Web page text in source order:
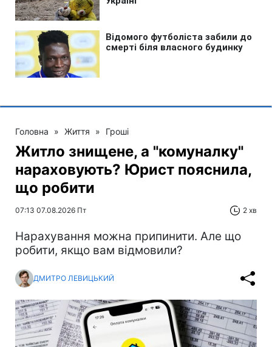
Головна » Життя » Гроші
Житло знищене, а "комуналку"
нараховують? Юрист пояснила,
що робити
07:13 07.08.2026 Пт 2 хв
Нарахування можна припинити. Але що
робити, якщо вам відмовили?
ДМИТРО ЛЕВИЦЬКИЙ